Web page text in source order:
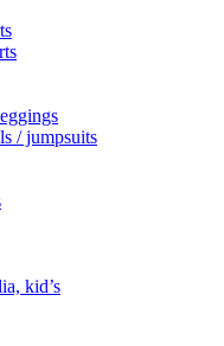
/ jumpsuits
kid’s